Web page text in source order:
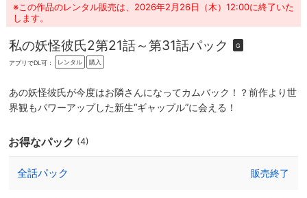
※この作品のレンタル販売は、2026年2月26日（木）12:00に終了いた
します。
私の妖怪彼氏2第21話～第31話パック G
アプリでDL可： レンタル 購入
あの妖怪彼氏が今度はお隣さんになってカムバック！？前作より世
界観もパワーアップした新生“ギャップル”に会える！
お得なパック (4)
全話パック 販売終了